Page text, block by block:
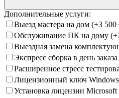
Дополнительные услуги:
Выезд мастера на дом (+3 500
Обслуживание ПК на дому
Выездная замена
Экспресс сборка в день заказа
Расширенное стресс
Лицензионный ключ Windows
Установка лицензии